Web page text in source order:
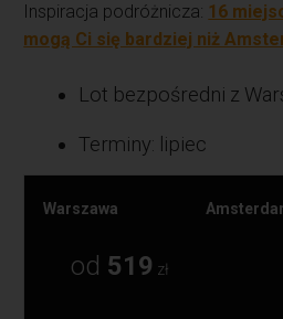
Inspiracja podróżnicza: 16
mogą Ci się bardziej niż
Lot bezpośredni z
Terminy: lipiec
Warszawa
od 519 zł